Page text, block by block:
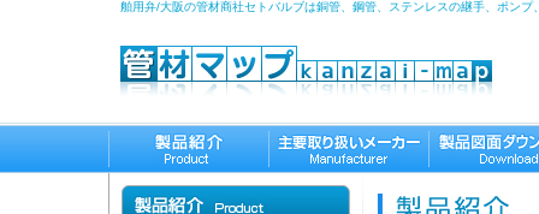
舶用弁/大阪の管材商社セトバルブは銅管、鋼管、ステンレスの継手、ポン